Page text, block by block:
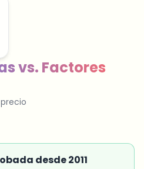
vs. Factores
desde 2011